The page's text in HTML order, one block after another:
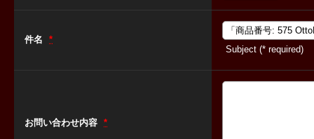
件名
*
Subject (* required)
お問い合わせ内容 *